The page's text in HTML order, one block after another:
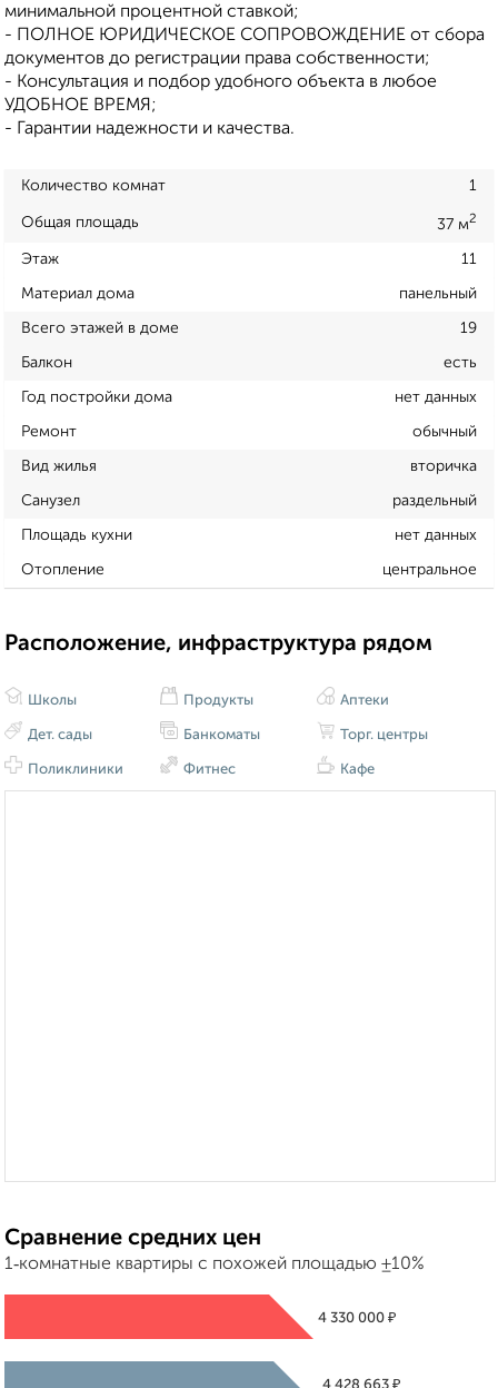
минимальной процентной ставкой;
- ПОЛНОЕ ЮРИДИЧЕСКОЕ СОПРОВОЖДЕНИЕ от сбора
документов до регистрации права собственности;
- Консультация и подбор удобного объекта в любое
УДОБНОЕ ВРЕМЯ;
- Гарантии надежности и качества.
Количество комнат 1
Общая площадь 37 м2
Этаж 11
Материал дома панельный
Всего этажей в доме 19
Балкон есть
Год постройки дома нет данных
Ремонт обычный
Вид жилья вторичка
Санузел раздельный
Площадь кухни нет данных
Отопление центральное
Расположение, инфраструктура рядом
Школы
Дет. сады
Поликлиники
Продукты
Банкоматы
Фитнес
Аптеки
Торг. центры
Кафе
Сравнение средних цен
1‑комнатные квартиры с похожей площадью ±10%
4 330 000 ₽
₽